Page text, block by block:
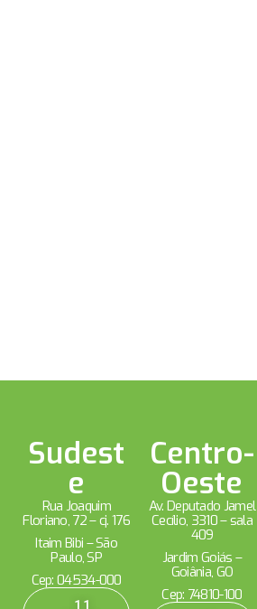
Sudest
e
Rua Joaquim
Floriano, 72 – cj. 176
Itaim Bibi – São
Paulo, SP
Cep: 04534-000
11
Centro-
Oeste
Av. Deputado Jamel
Cecílio, 3310 – sala
409
Jardim Goiás –
Goiânia, GO
Cep: 74810-100